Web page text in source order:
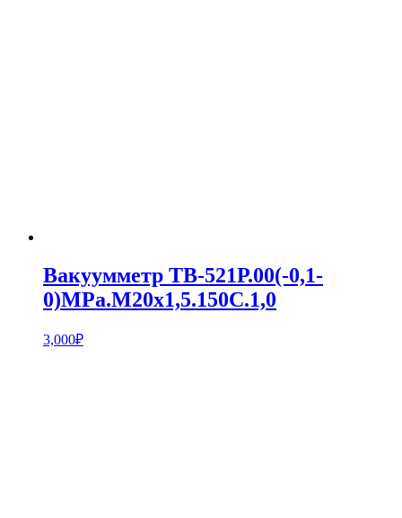
Вакуумметр ТВ-521Р.00(-0,1-
0)MPa.М20х1,5.150С.1,0
3,000₽